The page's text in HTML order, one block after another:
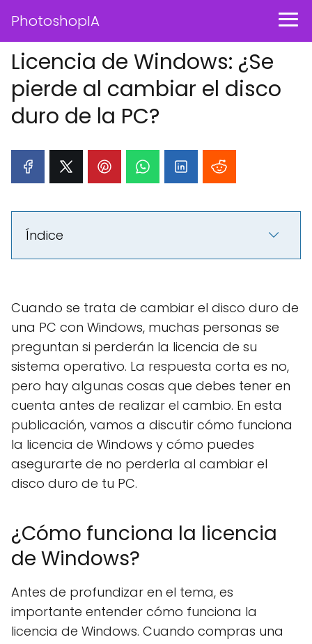
PhotoshopIA
Licencia de Windows: ¿Se
pierde al cambiar el disco
duro de la PC?
Índice
Cuando se trata de cambiar el disco duro de
una PC con Windows, muchas personas se
preguntan si perderán la licencia de su
sistema operativo. La respuesta corta es no,
pero hay algunas cosas que debes tener en
cuenta antes de realizar el cambio. En esta
publicación, vamos a discutir cómo funciona
la licencia de Windows y cómo puedes
asegurarte de no perderla al cambiar el
disco duro de tu PC.
¿Cómo funciona la licencia
de Windows?
Antes de profundizar en el tema, es
importante entender cómo funciona la
licencia de Windows. Cuando compras una